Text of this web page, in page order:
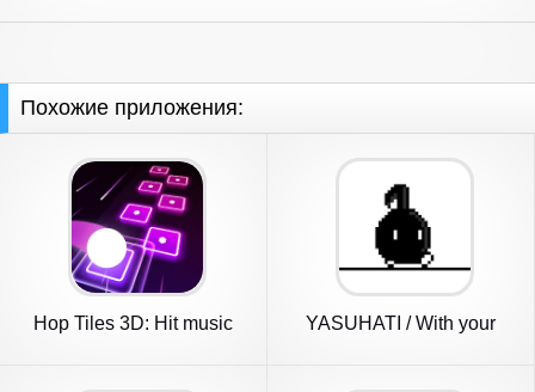
Похожие приложения:
Hop Tiles 3D: Hit music
YASUHATI / With your